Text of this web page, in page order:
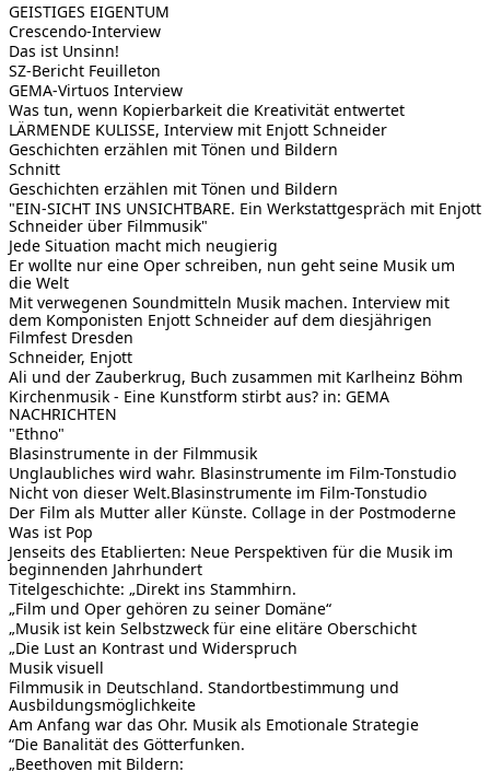
GEISTIGES EIGENTUM
Crescendo-Interview
Das ist Unsinn!
SZ-Bericht Feuilleton
GEMA-Virtuos Interview
Was tun, wenn Kopierbarkeit die Kreativität entwertet
LÄRMENDE KULISSE, Interview mit Enjott Schneider
Geschichten erzählen mit Tönen und Bildern
Schnitt
Geschichten erzählen mit Tönen und Bildern
"EIN-SICHT INS UNSICHTBARE. Ein Werkstattgespräch mit Enjott
Schneider über Filmmusik"
Jede Situation macht mich neugierig
Er wollte nur eine Oper schreiben, nun geht seine Musik um
die Welt
Mit verwegenen Soundmitteln Musik machen. Interview mit
dem Komponisten Enjott Schneider auf dem diesjährigen
Filmfest Dresden
Schneider, Enjott
Ali und der Zauberkrug, Buch zusammen mit Karlheinz Böhm
Kirchenmusik - Eine Kunstform stirbt aus? in: GEMA
NACHRICHTEN
"Ethno"
Blasinstrumente in der Filmmusik
Unglaubliches wird wahr. Blasinstrumente im Film-Tonstudio
Nicht von dieser Welt.Blasinstrumente im Film-Tonstudio
Der Film als Mutter aller Künste. Collage in der Postmoderne
Was ist Pop
Jenseits des Etablierten: Neue Perspektiven für die Musik im
beginnenden Jahrhundert
Titelgeschichte: „Direkt ins Stammhirn.
„Film und Oper gehören zu seiner Domäne“
„Musik ist kein Selbstzweck für eine elitäre Oberschicht
„Die Lust an Kontrast und Widerspruch
Musik visuell
Filmmusik in Deutschland. Standortbestimmung und
Ausbildungsmöglichkeite
Am Anfang war das Ohr. Musik als Emotionale Strategie
“Die Banalität des Götterfunken.
„Beethoven mit Bildern: